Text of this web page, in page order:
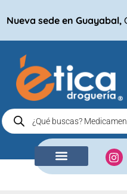
Nueva sede en Guayabal,